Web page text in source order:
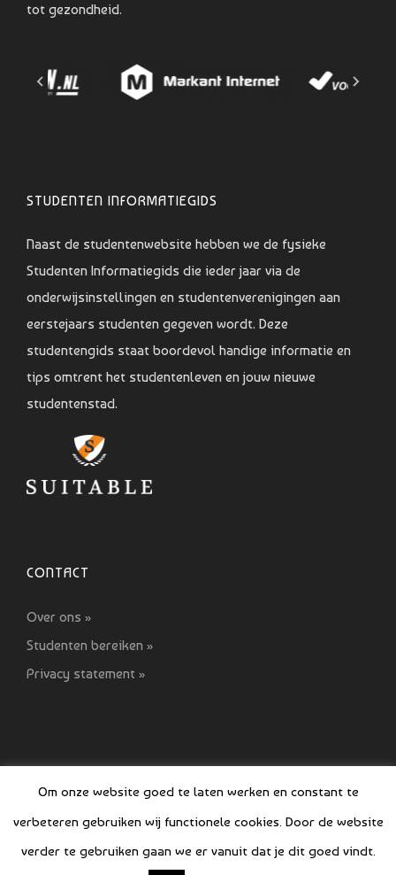
tot gezondheid.
STUDENTEN INFORMATIEGIDS
Naast de studentenwebsite hebben we de fysieke
Studenten Informatiegids die ieder jaar via de
onderwijsinstellingen en studentenverenigingen aan
eerstejaars studenten gegeven wordt. Deze
studentengids staat boordevol handige informatie en
tips omtrent het studentenleven en jouw nieuwe
studentenstad.
CONTACT
Over ons »
Studenten bereiken »
Privacy statement »
© COPYRIGHT SI GIDS 2021-2022
Om onze website goed te laten werken en constant te
verbeteren gebruiken wij functionele cookies. Door de website
verder te gebruiken gaan we er vanuit dat je dit goed vindt.